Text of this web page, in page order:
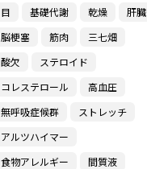
目
基礎代謝 乾燥
肝臓
脳梗塞
筋肉
三七畑
酸欠
ステロイド
コレステロール
高血圧
無呼吸症候群
ストレッチ
アルツハイマー
食物アレルギー
間質液